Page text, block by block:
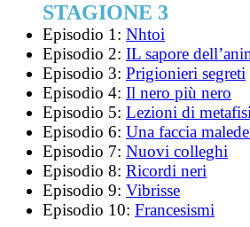
STAGIONE 3
Episodio 1: Nhtoi
Episodio 2: IL sapore
Episodio 3: Prigionieri segreti
Episodio 4: Il nero più nero
Episodio 5: Lezioni di
Episodio 6: Una faccia
Episodio 7: Nuovi colleghi
Episodio 8: Ricordi neri
Episodio 9: Vibrisse
Episodio 10: Francesismi